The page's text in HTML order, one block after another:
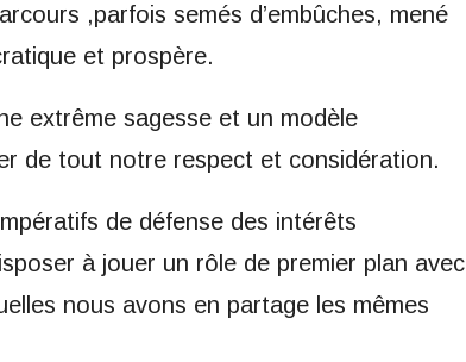
,parfois semés d’embûches, mené
et prospère.
extrême sagesse et un modèle
de tout notre respect et considération.
de défense des intérêts
à jouer un rôle de premier plan avec
nous avons en partage les mêmes